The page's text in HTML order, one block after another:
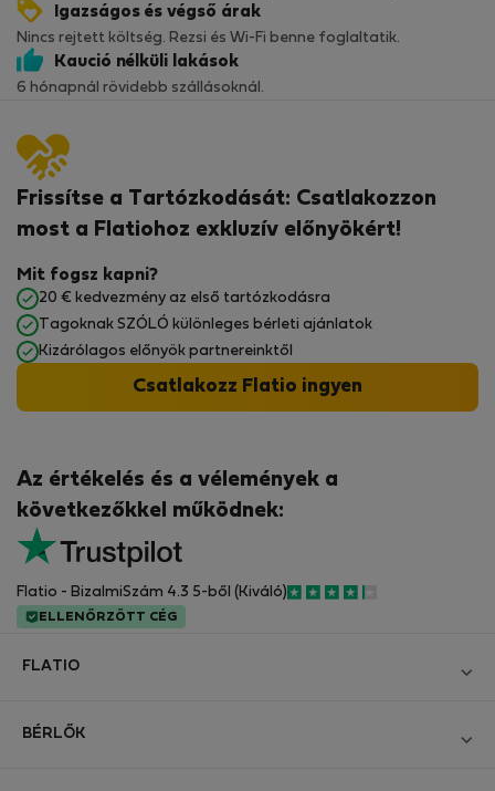
Igazságos és végső árak
Nincs rejtett költség. Rezsi és Wi-Fi benne foglaltatik.
Kaució nélküli lakások
6 hónapnál rövidebb szállásoknál.
Az értékelés és a vélemények a
következőkkel működnek:
Flatio - BizalmiSzám 4.3 5-ből (Kiváló)
ELLENŐRZÖTT CÉG
Frissítse a Tartózkodását: Csatlakozzon
most a Flatiohoz exkluzív előnyökért!
Mit fogsz kapni?
20 € kedvezmény az első tartózkodásra
Tagoknak SZÓLÓ különleges bérleti ajánlatok
Kizárólagos előnyök partnereinktől
Csatlakozz Flatio ingyen
FLATIO
BÉRLŐK